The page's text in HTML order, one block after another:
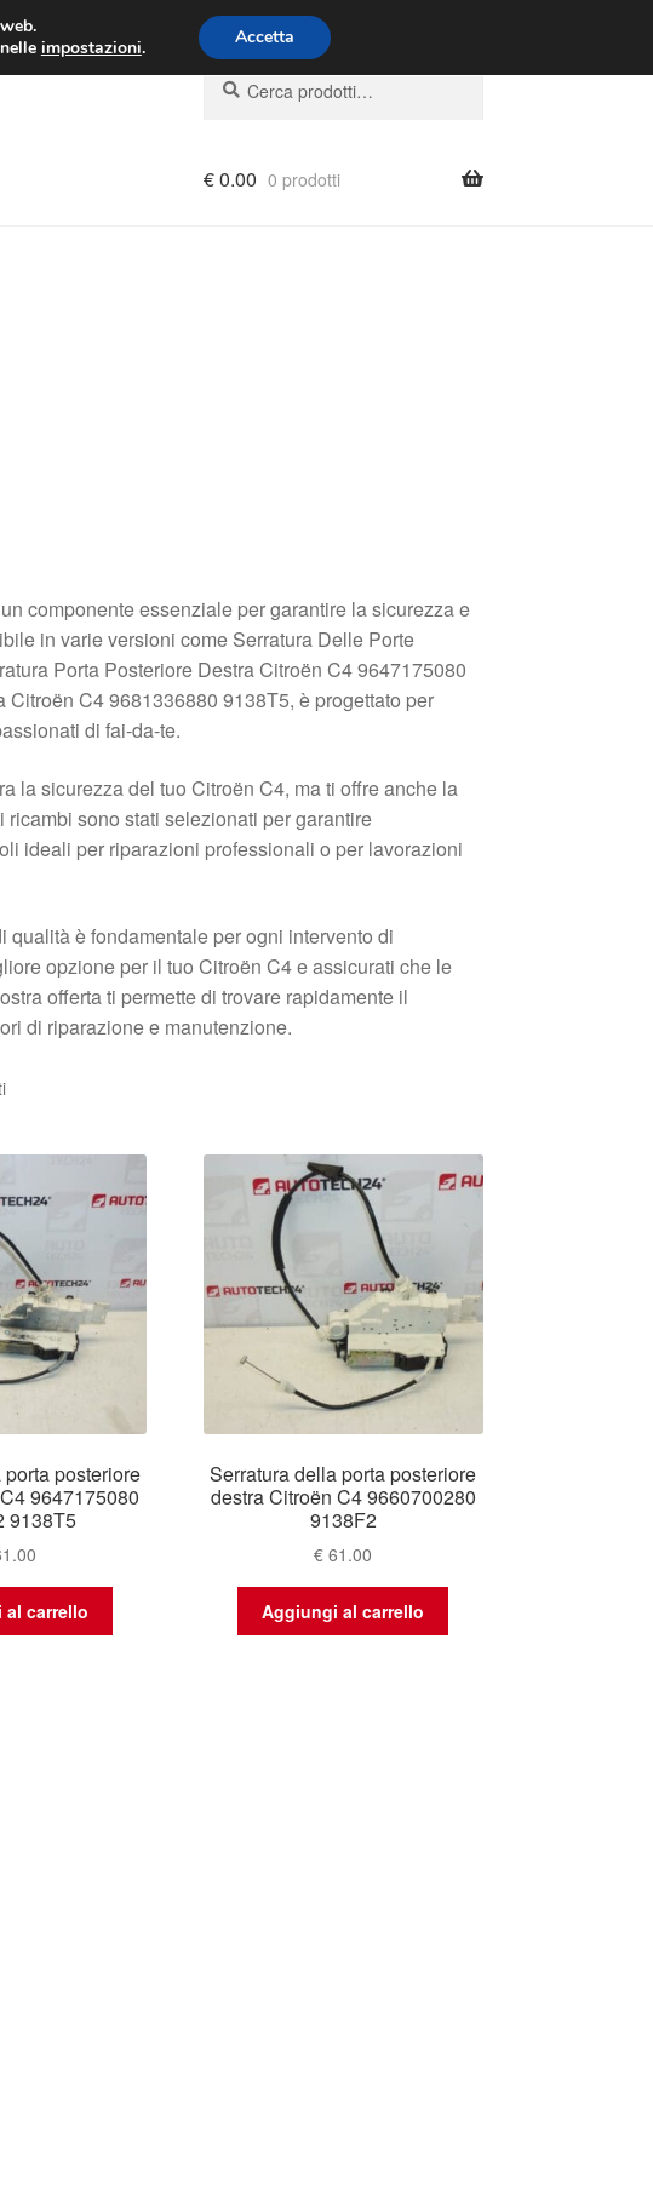
Ven 9:00 - 16:00 800 580 290
Cerca:
Cerca
€0.00 0 prodotti
componente essenziale per garantire la sicurezza e
in varie versioni come Serratura Delle Porte
Porta Posteriore Destra Citroën C4 9647175080
C4 9681336880 9138T5, è progettato per
di fai-da-te.
la sicurezza del tuo Citroën C4, ma ti offre anche la
sono stati selezionati per garantire
ideali per riparazioni professionali o per lavorazioni
è fondamentale per ogni intervento di
opzione per il tuo Citroën C4 e assicurati che le
offerta ti permette di trovare rapidamente il
di riparazione e manutenzione.
Ordina
più
posteriore
9647175080
9138T5
carrello
Serratura della porta posteriore
destra Citroën C4 9660700280
9138F2
€ 61.00
Aggiungi al carrello
impostazioni. Accetta